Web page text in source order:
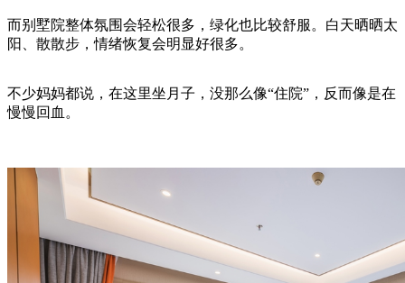
而别墅院整体氛围会轻松很多，绿化也比较舒服。白天晒晒太
阳、散散步，情绪恢复会明显好很多。
不少妈妈都说，在这里坐月子，没那么像“住院”，反而像是在
慢慢回血。